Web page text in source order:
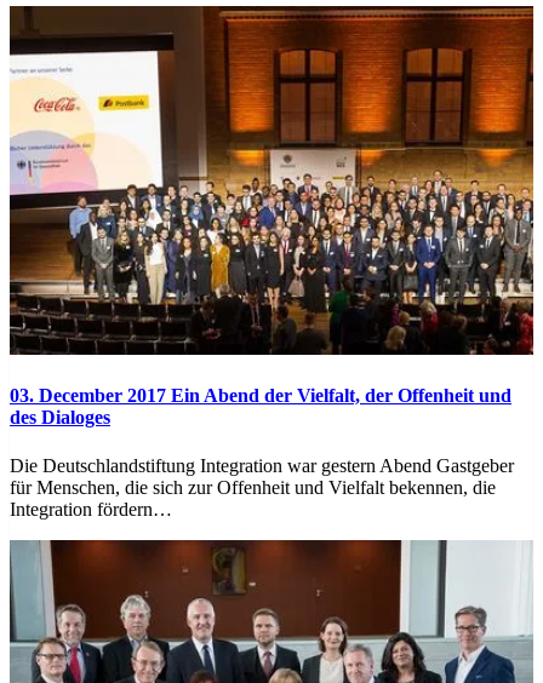
03. December 2017 Ein Abend der Vielfalt, der Offenheit und
des Dialoges
Die Deutschlandstiftung Integration war gestern Abend Gastgeber
für Menschen, die sich zur Offenheit und Vielfalt bekennen, die
Integration fördern…